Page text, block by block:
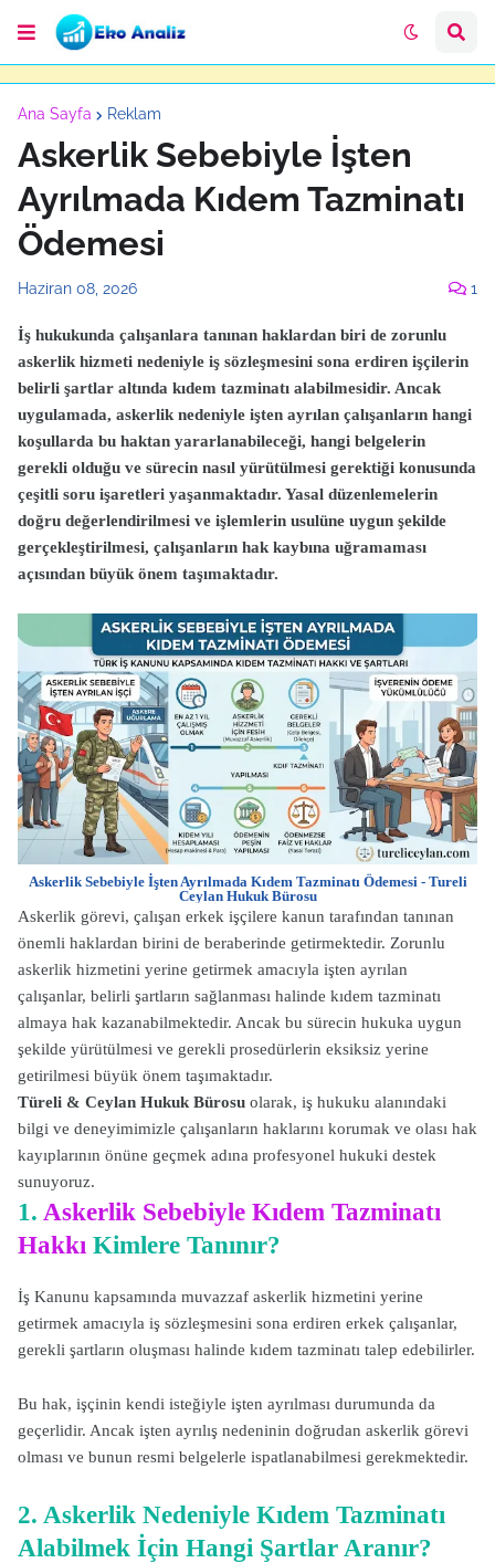
Ana Sayfa Reklam
Askerlik Sebebiyle İşten
Ayrılmada Kıdem Tazminatı
Ödemesi
Haziran 08, 2026 1
İş hukukunda çalışanlara tanınan haklardan biri de zorunlu
askerlik hizmeti nedeniyle iş sözleşmesini sona erdiren işçilerin
belirli şartlar altında kıdem tazminatı alabilmesidir. Ancak
uygulamada, askerlik nedeniyle işten ayrılan çalışanların hangi
koşullarda bu haktan yararlanabileceği, hangi belgelerin
gerekli olduğu ve sürecin nasıl yürütülmesi gerektiği konusunda
çeşitli soru işaretleri yaşanmaktadır. Yasal düzenlemelerin
doğru değerlendirilmesi ve işlemlerin usulüne uygun şekilde
gerçekleştirilmesi, çalışanların hak kaybına uğramaması
açısından büyük önem taşımaktadır.
Askerlik Sebebiyle İşten Ayrılmada Kıdem Tazminatı Ödemesi - Tureli
Ceylan Hukuk Bürosu
Askerlik görevi, çalışan erkek işçilere kanun tarafından tanınan
önemli haklardan birini de beraberinde getirmektedir. Zorunlu
askerlik hizmetini yerine getirmek amacıyla işten ayrılan
çalışanlar, belirli şartların sağlanması halinde kıdem tazminatı
almaya hak kazanabilmektedir. Ancak bu sürecin hukuka uygun
şekilde yürütülmesi ve gerekli prosedürlerin eksiksiz yerine
getirilmesi büyük önem taşımaktadır.
Türeli & Ceylan Hukuk Bürosu olarak, iş hukuku alanındaki
bilgi ve deneyimimizle çalışanların haklarını korumak ve olası hak
kayıplarının önüne geçmek adına profesyonel hukuki destek
sunuyoruz.
1. Askerlik Sebebiyle Kıdem Tazminatı
Hakkı Kimlere Tanınır?
İş Kanunu kapsamında muvazzaf askerlik hizmetini yerine
getirmek amacıyla iş sözleşmesini sona erdiren erkek çalışanlar,
gerekli şartların oluşması halinde kıdem tazminatı talep edebilirler.
Bu hak, işçinin kendi isteğiyle işten ayrılması durumunda da
geçerlidir. Ancak işten ayrılış nedeninin doğrudan askerlik görevi
olması ve bunun resmi belgelerle ispatlanabilmesi gerekmektedir.
2. Askerlik Nedeniyle Kıdem Tazminatı
Alabilmek İçin Hangi Şartlar Aranır?